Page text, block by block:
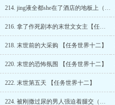
214. jing液全都she在了酒店的地板上（视频doi正文）
216. 拿了作死剧本的末世文女主【任务世界十二】（1900珠加更）
218. 末世前的大采购 【任务世界十二】
220. 末世的恐怖氛围 【任务世界十二】
222. 末世第五天 【任务世界十二】
224. 被刚撒过尿的男人强迫着腿交（含H) 【任务世界十二】